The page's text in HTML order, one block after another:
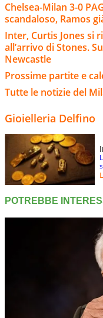
Chelsea-Milan 3-0
scandaloso, Ramos
Inter, Curtis Jones si
all’arrivo di Stones.
Newcastle
Prossime partite e
Tutte le notizie del
Gioielleria Delfino